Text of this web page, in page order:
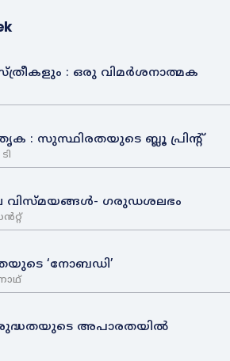
: ഒരു വിമർശനാത്മക
: സുസ്ഥിരതയുടെ ബ്ലൂ പ്രിന്റ്
വിസ്മയങ്ങൾ- ഗരുഡശലഭം
‘നോബഡി’
അപാരതയിൽ